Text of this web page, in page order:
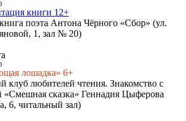
книги 12+
поэта Антона Чёрного «Сбор» (ул.
1, зал № 20)
лошадка» 6+
клуб любителей чтения. Знакомство с
«Смешная сказка» Геннадия Цыферова
6, читальный зал)